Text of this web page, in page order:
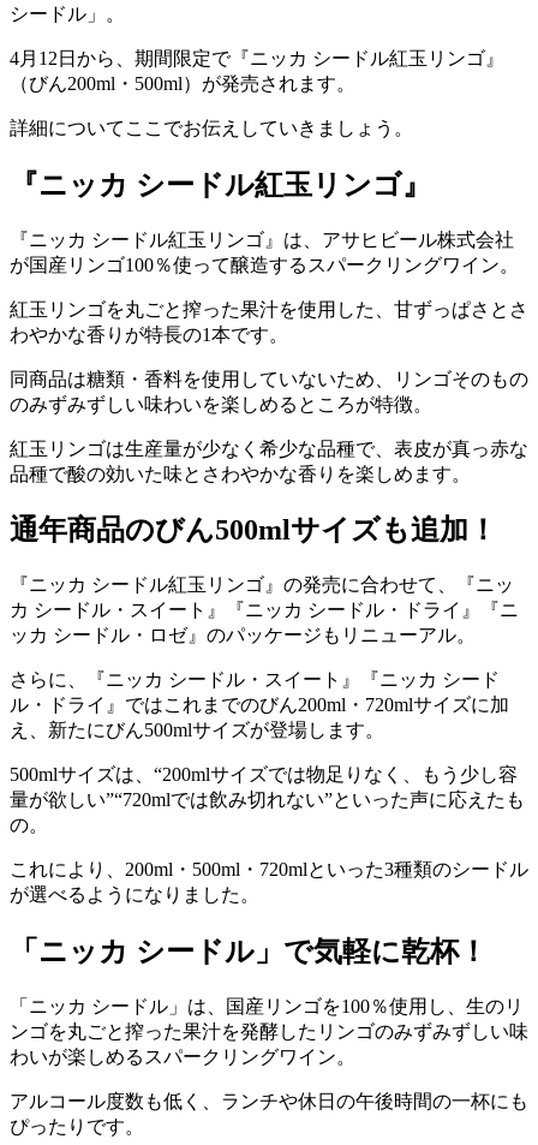
シードル」。
4月12日から、期間限定で『ニッカ シードル紅玉リンゴ』
（びん200ml・500ml）が発売されます。
詳細についてここでお伝えしていきましょう。
『ニッカ シードル紅玉リンゴ』
『ニッカ シードル紅玉リンゴ』は、アサヒビール株式会社
が国産リンゴ100％使って醸造するスパークリングワイン。
紅玉リンゴを丸ごと搾った果汁を使用した、甘ずっぱさとさ
わやかな香りが特長の1本です。
同商品は糖類・香料を使用していないため、リンゴそのもの
のみずみずしい味わいを楽しめるところが特徴。
紅玉リンゴは生産量が少なく希少な品種で、表皮が真っ赤な
品種で酸の効いた味とさわやかな香りを楽しめます。
通年商品のびん500mlサイズも追加！
『ニッカ シードル紅玉リンゴ』の発売に合わせて、『ニッ
カ シードル・スイート』『ニッカ シードル・ドライ』『ニ
ッカ シードル・ロゼ』のパッケージもリニューアル。
さらに、『ニッカ シードル・スイート』『ニッカ シード
ル・ドライ』ではこれまでのびん200ml・720mlサイズに加
え、新たにびん500mlサイズが登場します。
500mlサイズは、“200mlサイズでは物足りなく、もう少し容
量が欲しい”“720mlでは飲み切れない”といった声に応えたも
の。
これにより、200ml・500ml・720mlといった3種類のシードル
が選べるようになりました。
「ニッカ シードル」で気軽に乾杯！
「ニッカ シードル」は、国産リンゴを100％使用し、生のリ
ンゴを丸ごと搾った果汁を発酵したリンゴのみずみずしい味
わいが楽しめるスパークリングワイン。
アルコール度数も低く、ランチや休日の午後時間の一杯にも
ぴったりです。